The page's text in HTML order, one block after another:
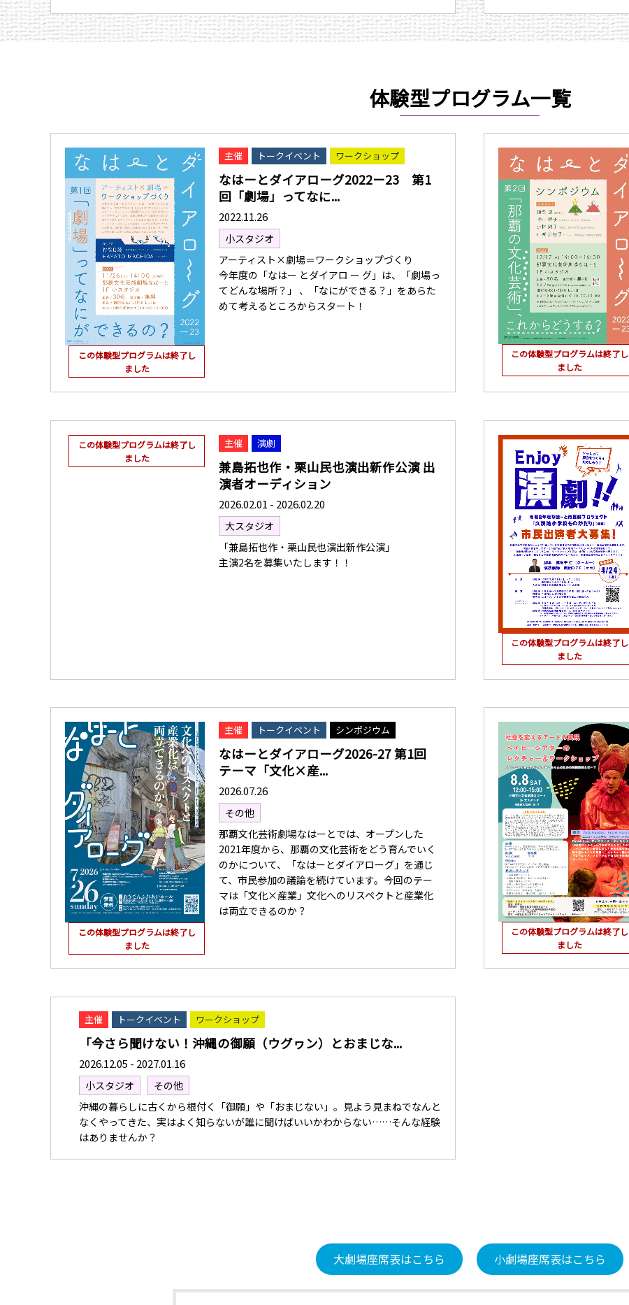
体験型プログラム一覧
この体験型プログラムは終了し
ました
主催 トークイベント ワークショップ
なはーとダイアローグ2022ー23 第1
回「劇場」ってなに...
2022.11.26
小スタジオ
アーティスト×劇場＝ワークショップづくり
今年度の「なはー とダイアロ ー グ」は、「劇場っ
てどんな場所？」 、「なにができる？」をあらた
めて考えるところからスタート！
この体験型プログラムは終了し
ました
この体験型プログラムは終了し
ました
主催 演劇
兼島拓也作・栗山民也演出新作公演 出
演者オーディション
2026.02.01 - 2026.02.20
大スタジオ
「兼島拓也作・栗山民也演出新作公演」
主演2名を募集いたします！！
この体験型プログラムは終了し
ました
この体験型プログラムは終了し
ました
主催 トークイベント シンポジウム
なはーとダイアローグ2026-27 第1回
テーマ「文化×産...
2026.07.26
その他
那覇文化芸術劇場なはーとでは、オープンした
2021年度から、那覇の文化芸術をどう育んでいく
のかについて、「なはーとダイアローグ」を通じ
て、市民参加の議論を続けています。今回のテー
マは「文化×産業」文化へのリスペクトと産業化
は両立できるのか？
この体験型プログラムは終了し
ました
主催 トークイベント ワークショップ
「今さら聞けない！沖縄の御願（ウグヮン）とおまじな...
2026.12.05 - 2027.01.16
小スタジオ
その他
沖縄の暮らしに古くから根付く「御願」や「おまじない」。見よう見まねでなんと
なくやってきた、実はよく知らないが誰に聞けばいいかわからない……そんな経験
はありませんか？
大劇場座席表はこちら 小劇場座席表はこちら